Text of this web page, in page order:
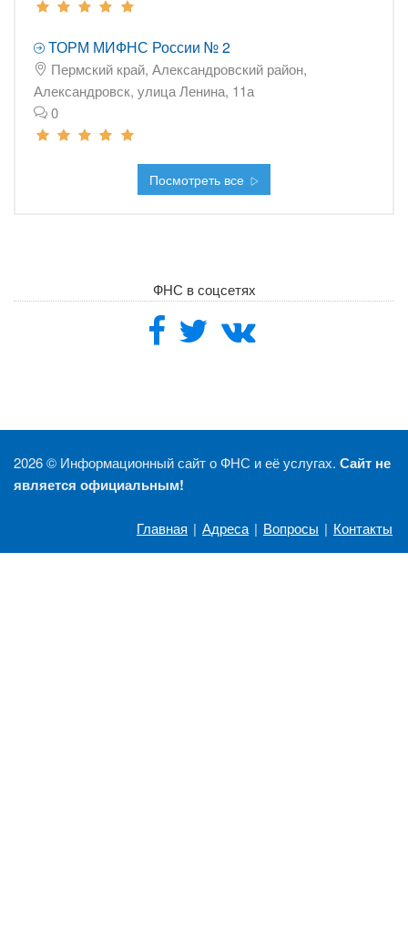
ТОРМ МИФНС России № 2
Пермский край, Александровский район,
Александровск, улица Ленина, 11а
0
Посмотреть все
ФНС в соцсетях
2026 © Информационный сайт о ФНС и её услугах. Сайт не
является официальным!
Главная | Адреса | Вопросы | Контакты